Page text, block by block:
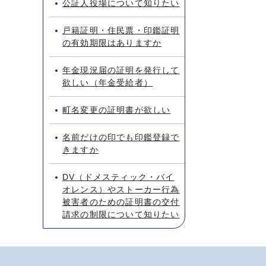
公証人役場について知りたい
戸籍証明・住民票・印鑑証明
の有効期限はありますか
年金現況届の証明を発行して
欲しい（年金受給者）
町名変更の証明書が欲しい
名前だけの印でも印鑑登録で
きますか
DV（ドメスティック・バイ
オレンス）やストーカー行為
被害者のための証明書の交付
請求の制限について知りたい